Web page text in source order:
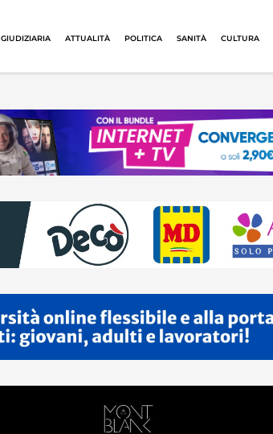
GIUDIZIARIA ATTUALITÀ POLITICA SANITÀ CULTURA